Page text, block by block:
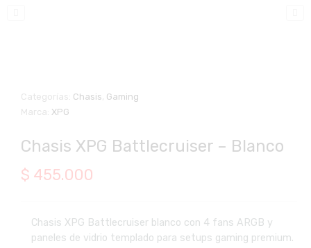
Categorías: Chasis Gaming
Marca: XPG
Chasis XPG Battlecruiser – Blanco
$ 455.000
Chasis XPG Battlecruiser blanco con 4 fans ARGB y
paneles de vidrio templado para setups gaming premium.